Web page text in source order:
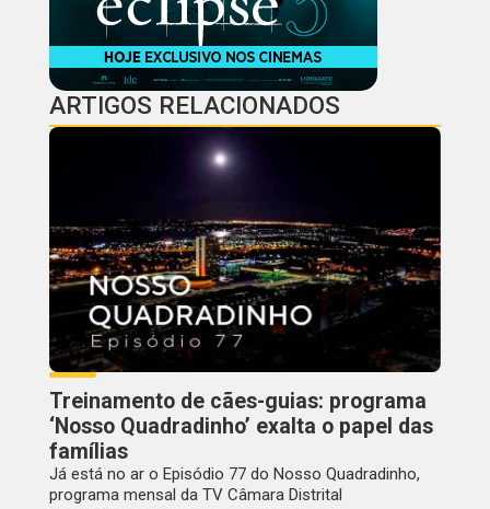
ARTIGOS RELACIONADOS
Treinamento de cães-guias: programa
‘Nosso Quadradinho’ exalta o papel das
famílias
Já está no ar o Episódio 77 do Nosso Quadradinho,
programa mensal da TV Câmara Distrital